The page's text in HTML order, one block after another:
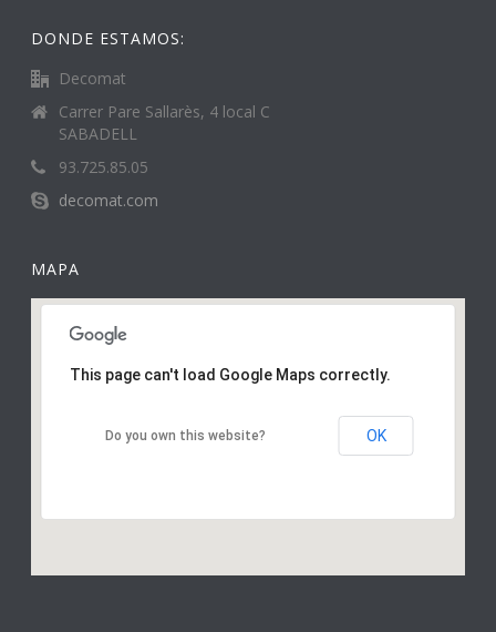
DONDE ESTAMOS:
Decomat
Carrer Pare Sallarès, 4 local C
SABADELL
93.725.85.05
decomat.com
MAPA
This page can't load Google Maps correctly.
Do you own this website? OK